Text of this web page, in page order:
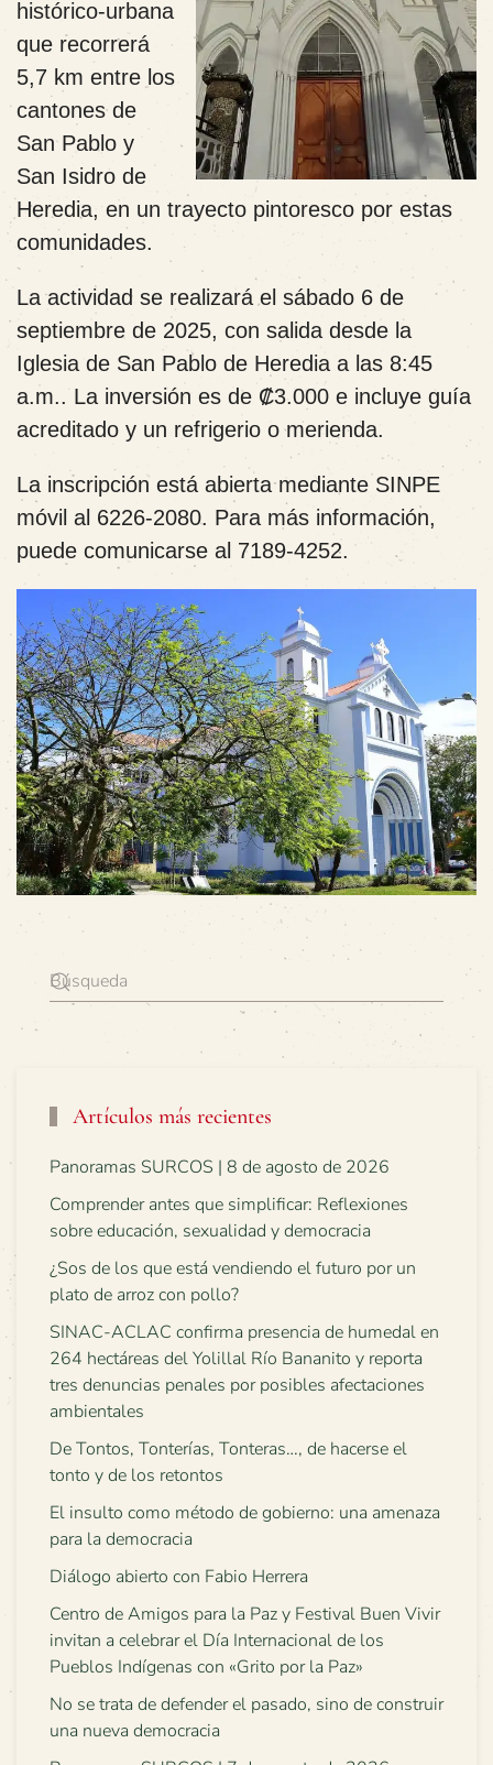
histórico-urbana
que recorrerá
5,7 km entre los
cantones de
San Pablo y
San Isidro de
Heredia, en un trayecto pintoresco por estas
comunidades.
La actividad se realizará el sábado 6 de
septiembre de 2025, con salida desde la
Iglesia de San Pablo de Heredia a las 8:45
a.m.. La inversión es de ₡3.000 e incluye guía
acreditado y un refrigerio o merienda.
La inscripción está abierta mediante SINPE
móvil al 6226-2080. Para más información,
puede comunicarse al 7189-4252.
Artículos más recientes
Panoramas SURCOS | 8 de agosto de 2026
Comprender antes que simplificar: Reflexiones
sobre educación, sexualidad y democracia
¿Sos de los que está vendiendo el futuro por un
plato de arroz con pollo?
SINAC-ACLAC confirma presencia de humedal en
264 hectáreas del Yolillal Río Bananito y reporta
tres denuncias penales por posibles afectaciones
ambientales
De Tontos, Tonterías, Tonteras…, de hacerse el
tonto y de los retontos
El insulto como método de gobierno: una amenaza
para la democracia
Diálogo abierto con Fabio Herrera
Centro de Amigos para la Paz y Festival Buen Vivir
invitan a celebrar el Día Internacional de los
Pueblos Indígenas con «Grito por la Paz»
No se trata de defender el pasado, sino de construir
una nueva democracia